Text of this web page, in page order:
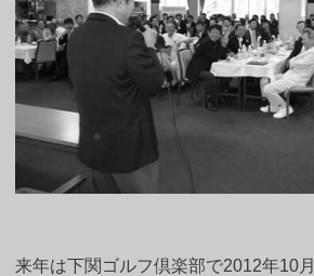
来年は下関ゴルフ倶楽部で2012年10